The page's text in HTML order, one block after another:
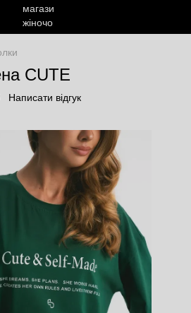
CUTE
Написати відгук